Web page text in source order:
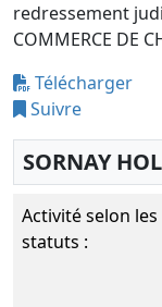
redressement
COMMERCE DE
Télécharger
Suivre
SORNAY
Activité selon les
statuts :